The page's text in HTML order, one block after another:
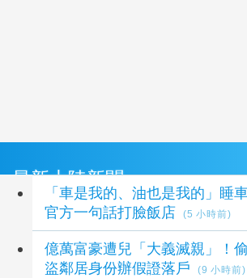
最新大陸新聞
「車是我的、油也是我的」睡
官方一句話打臉飯店
(5 小時前)
億萬富豪遭兒「大義滅親」！
盜鄰居身份辦假證落戶
(9 小時前)